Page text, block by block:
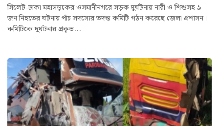
সিলেট-ঢাকা মহাসড়কের ওসমানীনগরে সড়ক দুর্ঘটনায় নারী ও শিশুসহ ৯
জন নিহতের ঘটনায় পাঁচ সদস্যের তদন্ত কমিটি গঠন করেছে জেলা প্রশাসন।
কমিটিকে দুর্ঘটনার প্রকৃত...